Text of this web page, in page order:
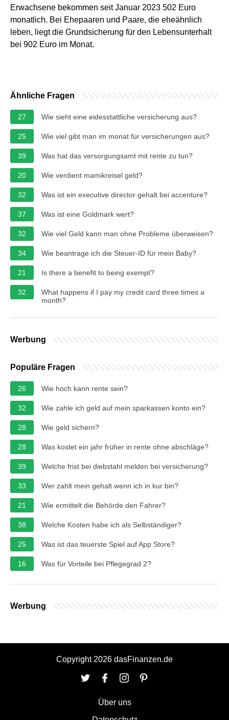
Erwachsene bekommen seit Januar 2023 502 Euro
monatlich. Bei Ehepaaren und Paare, die eheähnlich
leben, liegt die Grundsicherung für den Lebensunterhalt
bei 902 Euro im Monat.
Ähnliche Fragen
27 Wie sieht eine eidesstattliche versicherung aus?
25 Wie viel gibt man im monat für versicherungen aus?
39 Was hat das versorgungsamt mit rente zu tun?
20 Wie verdient mamikreisel geld?
32 Was ist ein executive director gehalt bei accenture?
37 Was ist eine Goldmark wert?
32 Wie viel Geld kann man ohne Probleme überweisen?
34 Wie beantrage ich die Steuer-ID für mein Baby?
21 Is there a benefit to being exempt?
32
What happens if I pay my credit card three times a
month?
Werbung
Populäre Fragen
26 Wie hoch kann rente sein?
32 Wie zahle ich geld auf mein sparkassen konto ein?
28 Wie geld sichern?
28 Was kostet ein jahr früher in rente ohne abschläge?
39 Welche frist bei diebstahl melden bei versicherung?
33 Wer zahlt mein gehalt wenn ich in kur bin?
21 Wie ermittelt die Behörde den Fahrer?
38 Welche Kosten habe ich als Selbständiger?
25 Was ist das teuerste Spiel auf App Store?
16 Was für Vorteile bei Pflegegrad 2?
Werbung
Copyright 2026 dasFinanzen.de
Über uns